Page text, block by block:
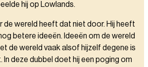
hij op Lowlands.
de wereld heeft dat niet door. Hij heeft
betere ideeën. Ideeën om de wereld
de wereld vaak alsof hijzelf degene is
In deze dubbel doet hij een poging om